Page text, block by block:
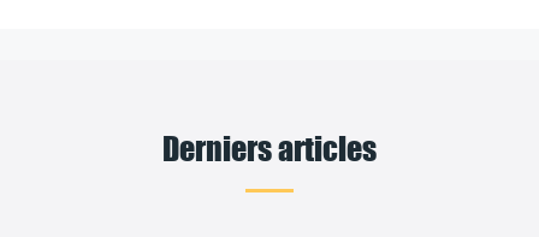
Derniers articles